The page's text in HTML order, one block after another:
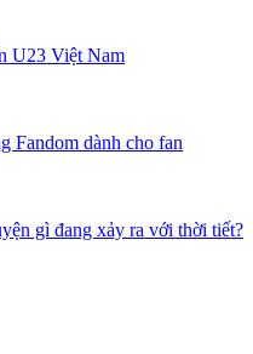
U23 Việt Nam
Fandom dành cho fan
gì đang xảy ra với thời tiết?